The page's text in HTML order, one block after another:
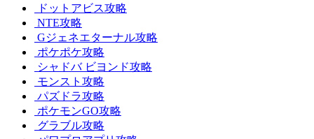
ドットアビス攻略
NTE攻略
Gジェネエターナル攻略
ポケポケ攻略
シャドバ ビヨンド攻略
モンスト攻略
パズドラ攻略
ポケモンGO攻略
グラブル攻略